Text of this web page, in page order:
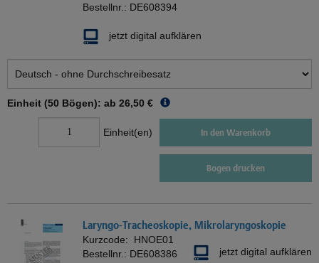
Bestellnr.: DE608394
jetzt digital aufklären
Einheit (50 Bögen): ab 26,50 €
Einheit(en) In den Warenkorb
Bogen drucken
Laryngo-Tracheoskopie, Mikrolaryngoskopie
Kurzcode: HNOE01
Bestellnr.: DE608386 jetzt digital aufklären